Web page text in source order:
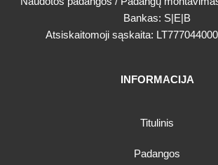
Bankas: S|E|B
Atsiskaitomoji sąskaita:
INFORMACIJA
Titulinis
Padangos